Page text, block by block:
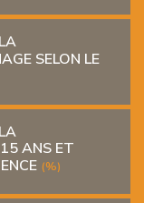
SELON LE
ANS ET
(%)